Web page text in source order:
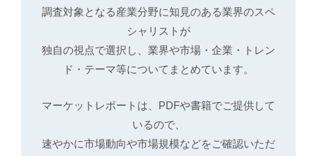
調査対象となる産業分野に知見のある業界のスペ
シャリストが
独自の視点で選択し、業界や市場・企業・トレン
ド・テーマ等についてまとめています。
マーケットレポートは、PDFや書籍でご提供して
いるので、
速やかに市場動向や市場規模などをご確認いただ